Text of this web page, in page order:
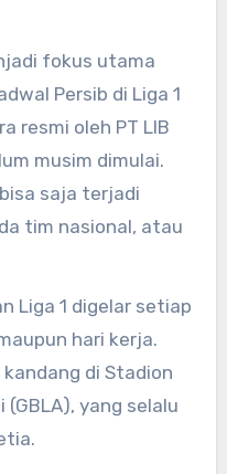
fokus utama
Persib di Liga 1
resmi oleh PT LIB
musim dimulai.
saja terjadi
tim nasional, atau
Liga 1 digelar setiap
hari kerja.
di Stadion
yang selalu